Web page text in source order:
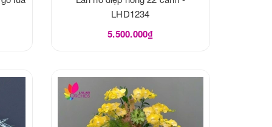
LHD1234
5.500.000₫